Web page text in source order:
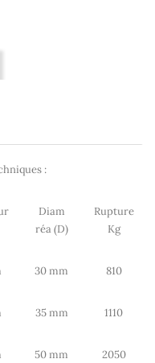
:
Diam
réa (D)
Rupture
Kg
30 mm 810
35 mm 1110
50 mm 2050